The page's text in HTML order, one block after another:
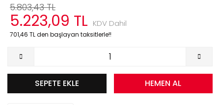
5.803,43 TL
5.223,09 TL KDV Dahil
701,46 TL den başlayan taksitlerle!!
SEPETE EKLE HEMEN AL